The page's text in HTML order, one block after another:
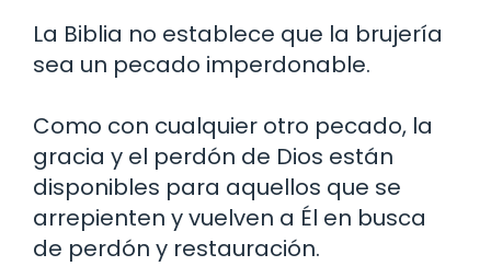
La Biblia no establece que la brujería
sea un pecado imperdonable.
Como con cualquier otro pecado, la
gracia y el perdón de Dios están
disponibles para aquellos que se
arrepienten y vuelven a Él en busca
de perdón y restauración.